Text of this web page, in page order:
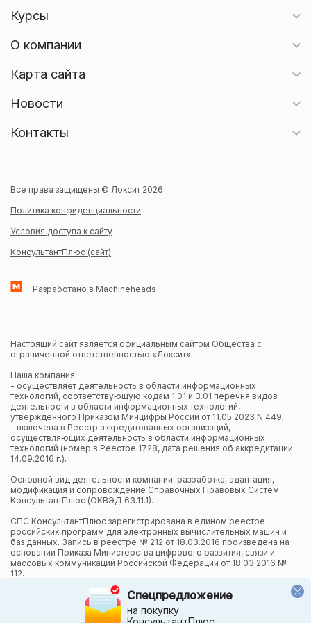
Курсы
О компании
Карта сайта
Новости
Контакты
Все права защищены © Локсит 2026
Политика конфиденциальности
Условия доступа к сайту
КонсультантПлюс (сайт)
Разработано в Machineheads
Настоящий сайт является официальным сайтом Общества с
ограниченной ответственностью «Локсит».
Наша компания
- осуществляет деятельность в области информационных
технологий, соответствующую кодам 1.01 и 3.01 перечня видов
деятельности в области информационных технологий,
утверждённого Приказом Минцифры России от 11.05.2023 N 449;
- включена в Реестр аккредитованных организаций,
осуществляющих деятельность в области информационных
технологий (номер в Реестре 1728, дата решения об аккредитации
14.09.2016 г.).
Основной вид деятельности компании: разработка, адаптация,
модификация и сопровождение Справочных Правовых Систем
КонсультантПлюс (ОКВЭД 63.11.1).
СПС КонсультантПлюс зарегистрирована в едином реестре
российских программ для электронных вычислительных машин и
баз данных. Запись в реестре № 212 от 18.03.2016 произведена на
основании Приказа Министерства цифрового развития, связи и
массовых коммуникаций Российской Федерации от 18.03.2016 №
112.
Компания осуществляет также и другие виды деятельности в
области информационных технологий.
Спецпредложение
на покупку